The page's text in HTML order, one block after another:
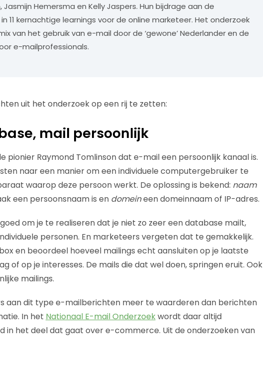
Jasmijn Hemersma en Kelly Jaspers. Hun bijdrage aan de
11 kernachtige learnings voor de online marketeer. Het onderzoek
van het gebruik van e-mail door de ‘gewone’ Nederlander en de
e-mailprofessionals.
uit het onderzoek op een rij te zetten:
mail persoonlijk
pionier Raymond Tomlinson dat e-mail een persoonlijk kanaal is.
naar een manier om een individuele computergebruiker te
waarop deze persoon werkt. De oplossing is bekend: naam
een persoonsnaam is en domeineen domeinnaam of IP-adres.
om je te realiseren dat je niet zo zeer een database mailt,
personen. En marketeers vergeten dat te gemakkelijk.
en beoordeel hoeveel mailings echt aansluiten op je laatste
of op je interesses. De mails die dat wel doen, springen eruit. Ook
mailings.
aan dit type e-mailberichten meer te waarderen dan berichten
In het Nationaal E-mail Onderzoekwordt daar altijd
in het deel dat gaat over e-commerce. Uit de onderzoeken van